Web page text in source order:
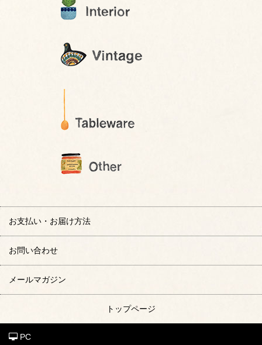
お支払い・お届け方法
お問い合わせ
メールマガジン
トップページ
PC